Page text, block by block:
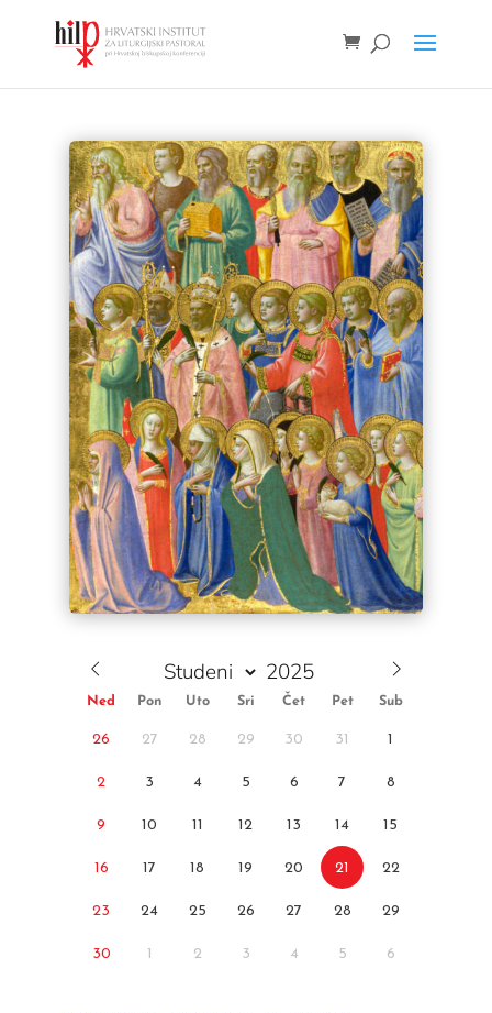
Ned Pon Uto Sri Čet Pet Sub
26 27 28 29 30 31 1
2 3 4 5 6 7 8
9 10 11 12 13 14 15
16 17 18 19 20 21 22
23 24 25 26 27 28 29
30 1 2 3 4 5 6